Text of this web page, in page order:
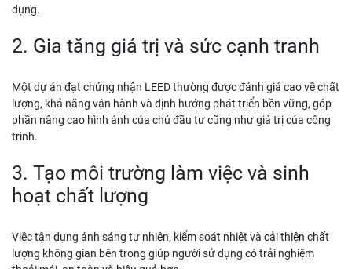
dụng.
2. Gia tăng giá trị và sức cạnh tranh
Một dự án đạt chứng nhận LEED thường được đánh giá cao về chất
lượng, khả năng vận hành và định hướng phát triển bền vững, góp
phần nâng cao hình ảnh của chủ đầu tư cũng như giá trị của công
trình.
3. Tạo môi trường làm việc và sinh
hoạt chất lượng
Việc tận dụng ánh sáng tự nhiên, kiểm soát nhiệt và cải thiện chất
lượng không gian bên trong giúp người sử dụng có trải nghiệm